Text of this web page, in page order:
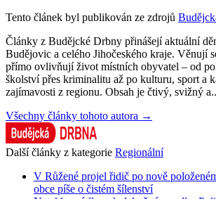
Tento článek byl publikován ze zdrojů
Články z Budějcké Drbny přinášejí aktuální
Budějovic a celého Jihočeského kraje. Věnují
přímo ovlivňují život místních obyvatel – od
školství přes kriminalitu až po kulturu, sport a
zajímavosti z regionu. Obsah je čtivý, svižný
Všechny články tohoto autora →
Další články z kategorie Regionální
V Růžené projel řidič po nově
obce píše o čistém šílenství